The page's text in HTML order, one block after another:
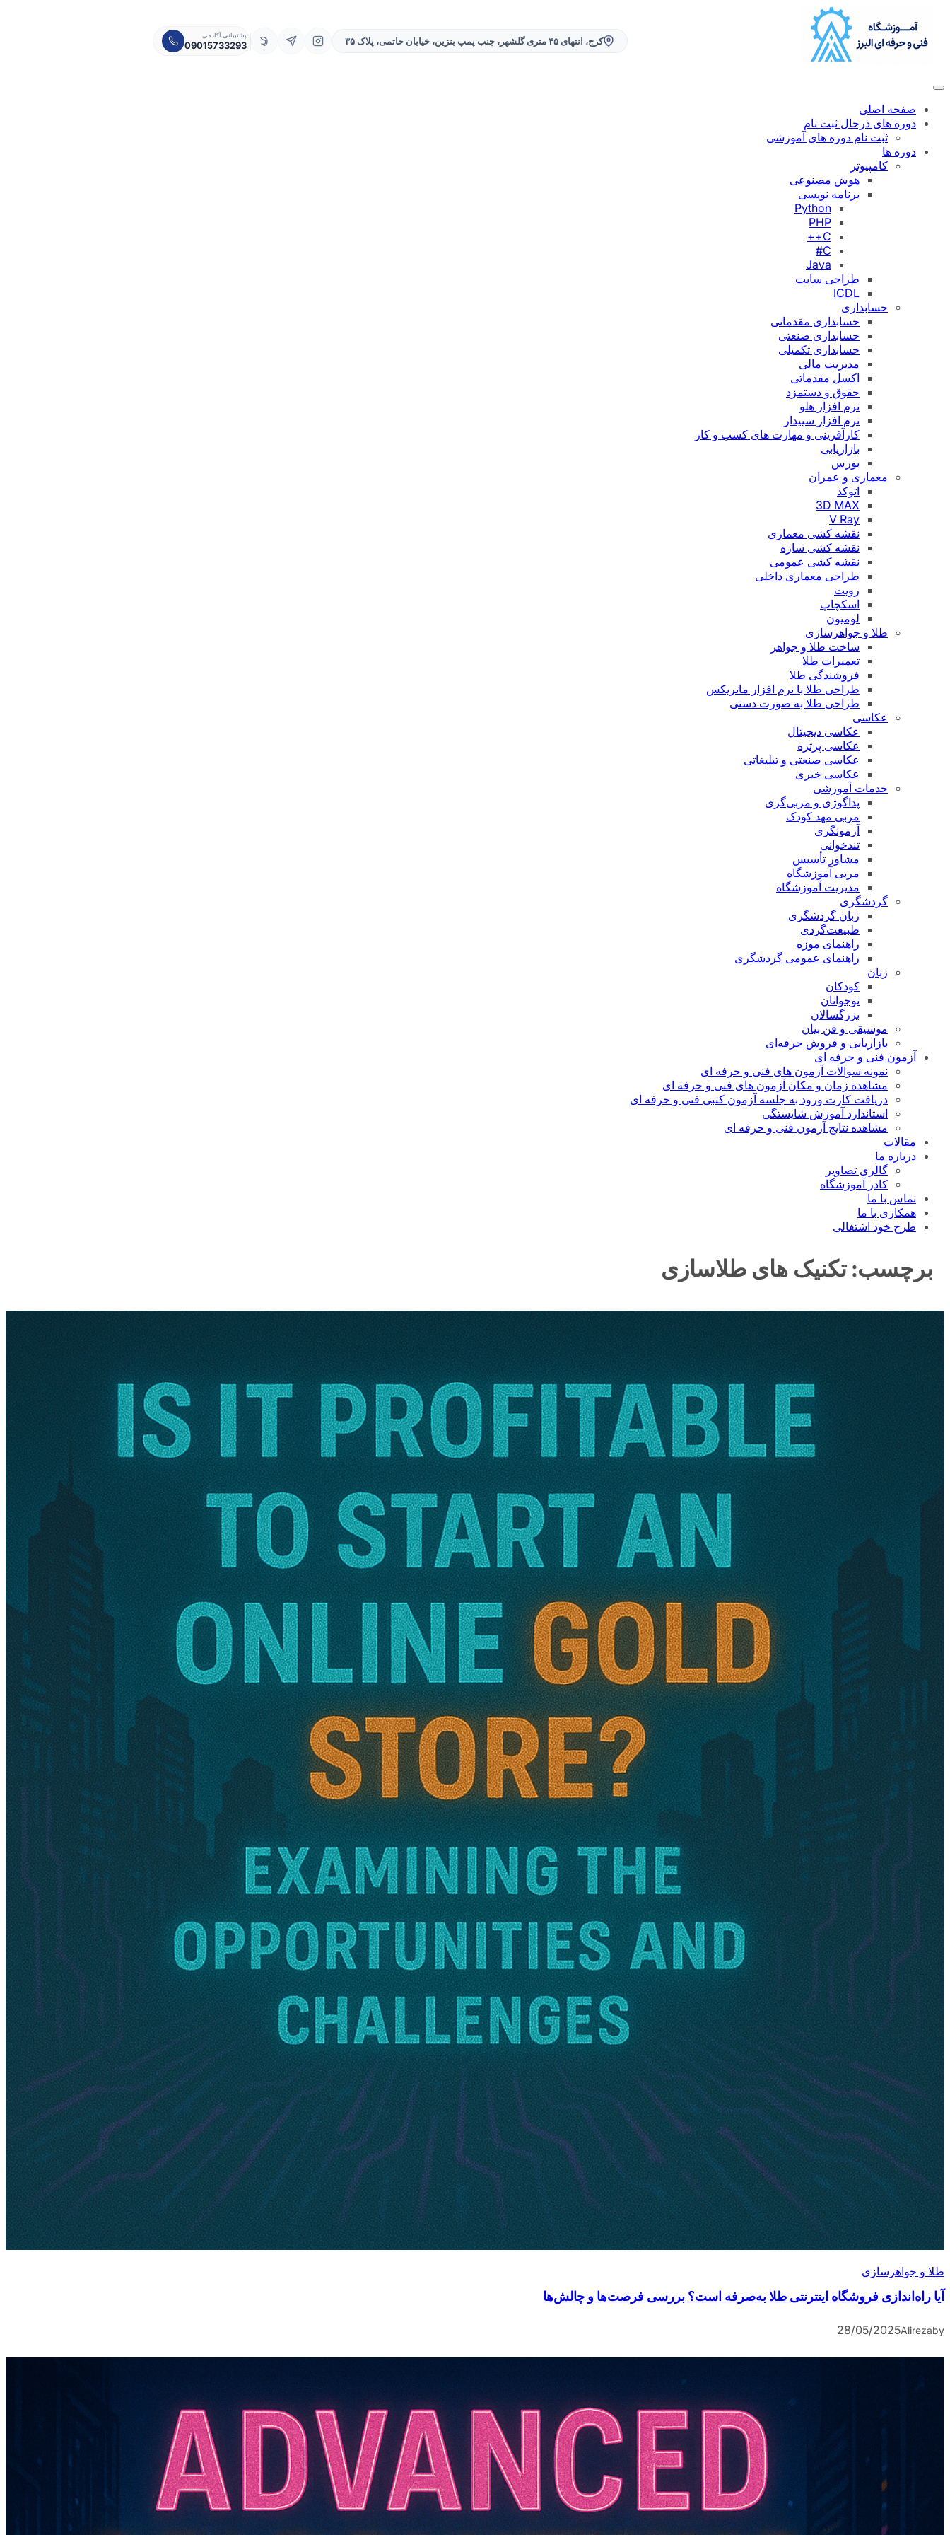
محتوا
کرج، انتهای ۴۵ متری گلشهر، جنب پمپ بنزین، خیابان حاتمی، پلاک ۳۵
پشتیبانی آکادمی
09015733293
صفحه اصلی
دوره های درحال ثبت نام
ثبت نام دوره های آموزشی
دوره ها
کامپیوتر
هوش مصنوعی
برنامه نویسی
Python
PHP
C++
C#
Java
طراحی سایت
ICDL
حسابداری
حسابداری مقدماتی
حسابداری صنعتی
حسابداری تکمیلی
مدیریت مالی
اکسل مقدماتی
حقوق و دستمزد
نرم افزار هلو
نرم افزار سپیدار
کارآفرینی و مهارت های کسب و کار
بازاریابی
بورس
معماری و عمران
اتوکد
3D MAX
V Ray
نقشه کشی معماری
نقشه کشی سازه
نقشه کشی عمومی
طراحی معماری داخلی
رویت
اسکچاپ
لومیون
طلا و جواهرسازی
ساخت طلا و جواهر
تعمیرات طلا
فروشندگی طلا
طراحی طلا با نرم افزار ماتریکس
طراحی طلا به صورت دستی
عکاسی
عکاسی دیجیتال
عکاسی پرتره
عکاسی صنعتی و تبلیغاتی
عکاسی خبری
خدمات آموزشی
پداگوژی و مربی‌گری
مربی مهد کودک
آزمونگری
تندخوانی
مشاور تأسیس
مربی آموزشگاه
مدیریت آموزشگاه
گردشگری
زبان گردشگری
طبیعت‌گردی
راهنمای موزه
راهنمای عمومی گردشگری
زبان
کودکان
نوجوانان
بزرگسالان
موسیقی و فن بیان
بازاریابی و فروش حرفه‌ای
آزمون فنی و حرفه ای
نمونه سوالات آزمون های فنی و حرفه ای
مشاهده زمان و مکان آزمون های فنی و حرفه ای
دریافت کارت ورود به جلسه آزمون کتبی فنی و حرفه ای
استاندارد آموزش شایستگی
مشاهده نتایج آزمون فنی و حرفه ای
مقالات
درباره ما
گالری تصاویر
کادر آموزشگاه
تماس با ما
همکاری با ما
طرح خود اشتغالی
برچسب: تکنیک های طلاسازی
طلا و جواهرسازی
آیا راه‌اندازی فروشگاه اینترنتی طلا به‌صرفه است؟ بررسی فرصت‌ها و چالش‌ها
by
Alireza
28/05/2025